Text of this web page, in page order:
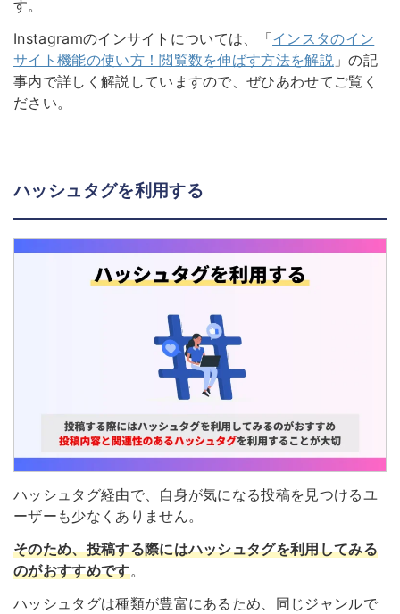
す。
Instagramのインサイトについては、「インスタのイン
サイト機能の使い方！閲覧数を伸ばす方法を解説 」の記
事内で詳しく解説していますので、ぜひあわせてご覧く
ださい。
ハッシュタグを利用する
ハッシュタグ経由で、自身が気になる投稿を見つけるユ
ーザーも少なくありません。
そのため、投稿する際にはハッシュタグを利用してみる
のがおすすめです。
ハッシュタグは種類が豊富にあるため、同じジャンルで